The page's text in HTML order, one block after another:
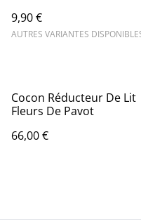
9,90 €
AUTRES VARIANTES
Cocon Réducteur De Lit
Fleurs De Pavot
66,00 €